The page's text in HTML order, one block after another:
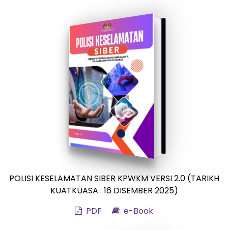
POLISI KESELAMATAN SIBER KPWKM VERSI 2.0 (TARIKH
KUATKUASA : 16 DISEMBER 2025)
PDF
e-Book